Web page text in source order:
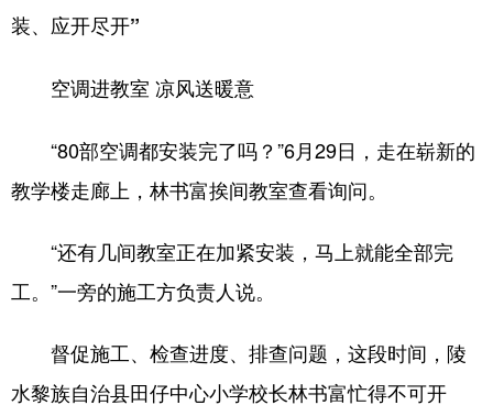
装、应开尽开”
空调进教室 凉风送暖意
“80部空调都安装完了吗？”6月29日，走在崭新的
教学楼走廊上，林书富挨间教室查看询问。
“还有几间教室正在加紧安装，马上就能全部完
工。”一旁的施工方负责人说。
督促施工、检查进度、排查问题，这段时间，陵
水黎族自治县田仔中心小学校长林书富忙得不可开